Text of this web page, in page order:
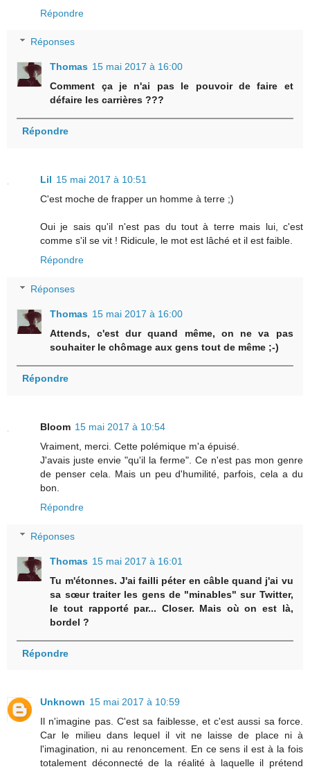
Répondre
Réponses
Thomas 15 mai 2017 à 16:00
Comment ça je n'ai pas le pouvoir de faire et
défaire les carrières ???
Répondre
Lil 15 mai 2017 à 10:51
C'est moche de frapper un homme à terre ;)
Oui je sais qu'il n'est pas du tout à terre mais lui, c'est
comme s'il se vit ! Ridicule, le mot est lâché et il est faible.
Répondre
Réponses
Thomas 15 mai 2017 à 16:00
Attends, c'est dur quand même, on ne va pas
souhaiter le chômage aux gens tout de même ;-)
Répondre
Bloom 15 mai 2017 à 10:54
Vraiment, merci. Cette polémique m'a épuisé.
J'avais juste envie "qu'il la ferme". Ce n'est pas mon genre
de penser cela. Mais un peu d'humilité, parfois, cela a du
bon.
Répondre
Réponses
Thomas 15 mai 2017 à 16:01
Tu m'étonnes. J'ai failli péter en câble quand j'ai vu
sa sœur traiter les gens de "minables" sur Twitter,
le tout rapporté par... Closer. Mais où on est là,
bordel ?
Répondre
Unknown 15 mai 2017 à 10:59
Il n'imagine pas. C'est sa faiblesse, et c'est aussi sa force.
Car le milieu dans lequel il vit ne laisse de place ni à
l'imagination, ni au renoncement. En ce sens il est à la fois
totalement déconnecté de la réalité à laquelle il prétend